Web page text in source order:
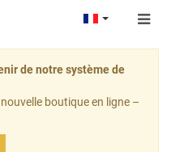
de notre système de
boutique en ligne –